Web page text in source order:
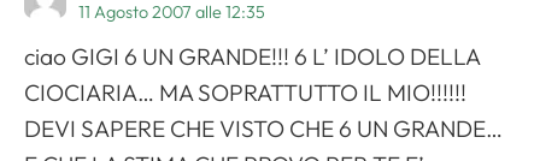
11 Agosto 2007 alle 12:35
ciao GIGI 6 UN GRANDE!!! 6 L’ IDOLO DELLA
CIOCIARIA… MA SOPRATTUTTO IL MIO!!!!!!
DEVI SAPERE CHE VISTO CHE 6 UN GRANDE…